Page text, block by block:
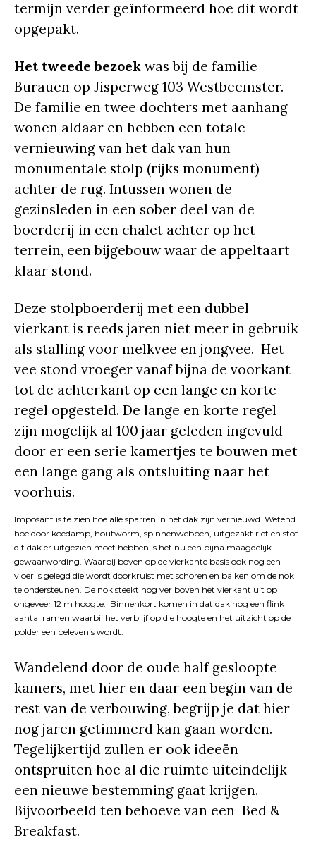
termijn verder geïnformeerd hoe dit wordt
opgepakt.
Het tweede bezoek was bij de familie
Burauen op Jisperweg 103 Westbeemster.
De familie en twee dochters met aanhang
wonen aldaar en hebben een totale
vernieuwing van het dak van hun
monumentale stolp (rijks monument)
achter de rug. Intussen wonen de
gezinsleden in een sober deel van de
boerderij in een chalet achter op het
terrein, een bijgebouw waar de appeltaart
klaar stond.
Deze stolpboerderij met een dubbel
vierkant is reeds jaren niet meer in gebruik
als stalling voor melkvee en jongvee. Het
vee stond vroeger vanaf bijna de voorkant
tot de achterkant op een lange en korte
regel opgesteld. De lange en korte regel
zijn mogelijk al 100 jaar geleden ingevuld
door er een serie kamertjes te bouwen met
een lange gang als ontsluiting naar het
voorhuis.
Imposant is te zien hoe alle sparren in het dak zijn vernieuwd. Wetend
hoe door koedamp, houtworm, spinnenwebben, uitgezakt riet en stof
dit dak er uitgezien moet hebben is het nu een bijna maagdelijk
gewaarwording. Waarbij boven op de vierkante basis ook nog een
vloer is gelegd die wordt doorkruist met schoren en balken om de nok
te ondersteunen. De nok steekt nog ver boven het vierkant uit op
ongeveer 12 m hoogte. Binnenkort komen in dat dak nog een flink
aantal ramen waarbij het verblijf op die hoogte en het uitzicht op de
polder een belevenis wordt.
Wandelend door de oude half gesloopte
kamers, met hier en daar een begin van de
rest van de verbouwing, begrijp je dat hier
nog jaren getimmerd kan gaan worden.
Tegelijkertijd zullen er ook ideeën
ontspruiten hoe al die ruimte uiteindelijk
een nieuwe bestemming gaat krijgen.
Bijvoorbeeld ten behoeve van een Bed &
Breakfast.